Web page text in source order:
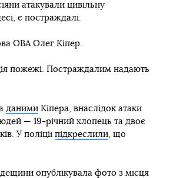
атакували цивільну
є постраждалі.
ОВА Олег Кіпер.
пожежі. Постраждалим надають
даними Кіпера, внаслідок атаки
— 19-річний хлопець та двоє
У поліції підкреслили, що
опублікувала фото з місця